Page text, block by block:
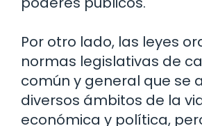
Por otro lado, las leyes
normas legislativas de
común y general que se
diversos ámbitos de la
económica y política,